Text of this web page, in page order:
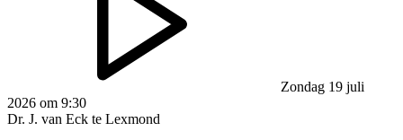
Zondag 19 juli
2026 om 9:30
Dr. J. van Eck te Lexmond